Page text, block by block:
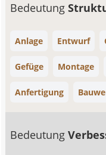
Bedeutung
Anlage Entwurf
Gefüge Montage
Anfertigung
Bedeutung